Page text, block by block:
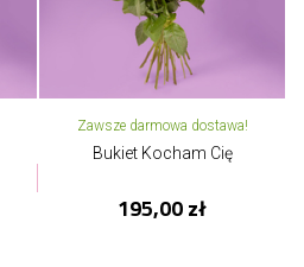
Zawsze darmowa dostawa!
Bukiet Kocham Cię
195,00 zł